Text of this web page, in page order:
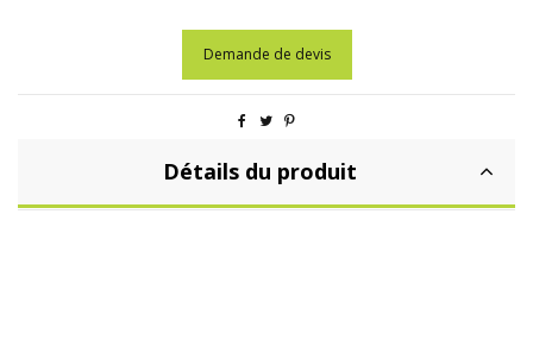
Demande de devis
Détails du produit